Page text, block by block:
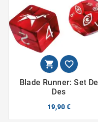
 
Blade Runner: Set De
Des
19,90 €